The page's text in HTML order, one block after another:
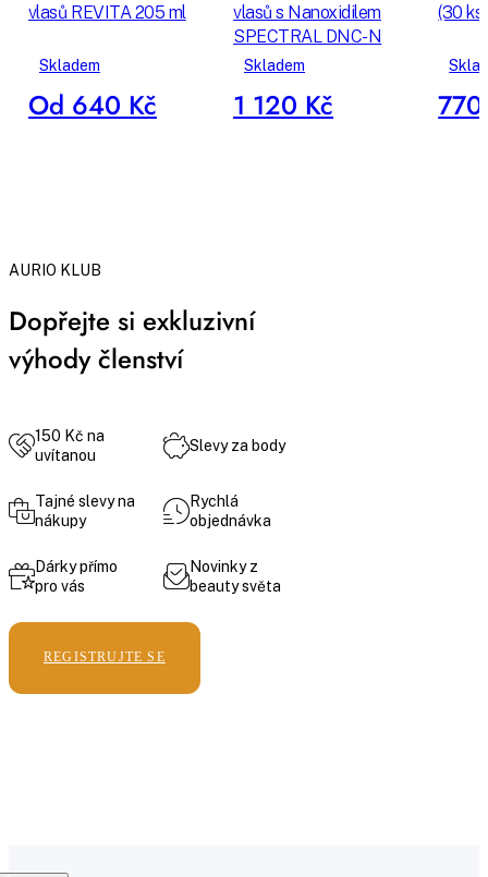
vlasů REVITA 205 ml
Skladem
Od 640 Kč
vlasů s Nanoxidilem
SPECTRAL DNC-N
Skladem
1 120 Kč
(30 ks)
AURIO KLUB
Dopřejte si exkluzivní
výhody členství
150 Kč na
uvítanou
Slevy za body
Tajné slevy na
nákupy
Rychlá
objednávka
Dárky přímo
pro vás
Novinky z
beauty světa
REGISTRUJTE SE